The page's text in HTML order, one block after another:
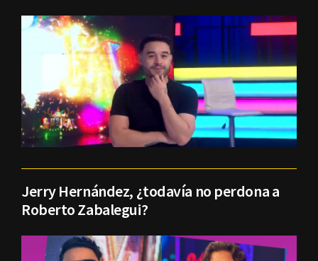
Jerry Hernández, ¿todavía no perdona a
Roberto Zabalegui?